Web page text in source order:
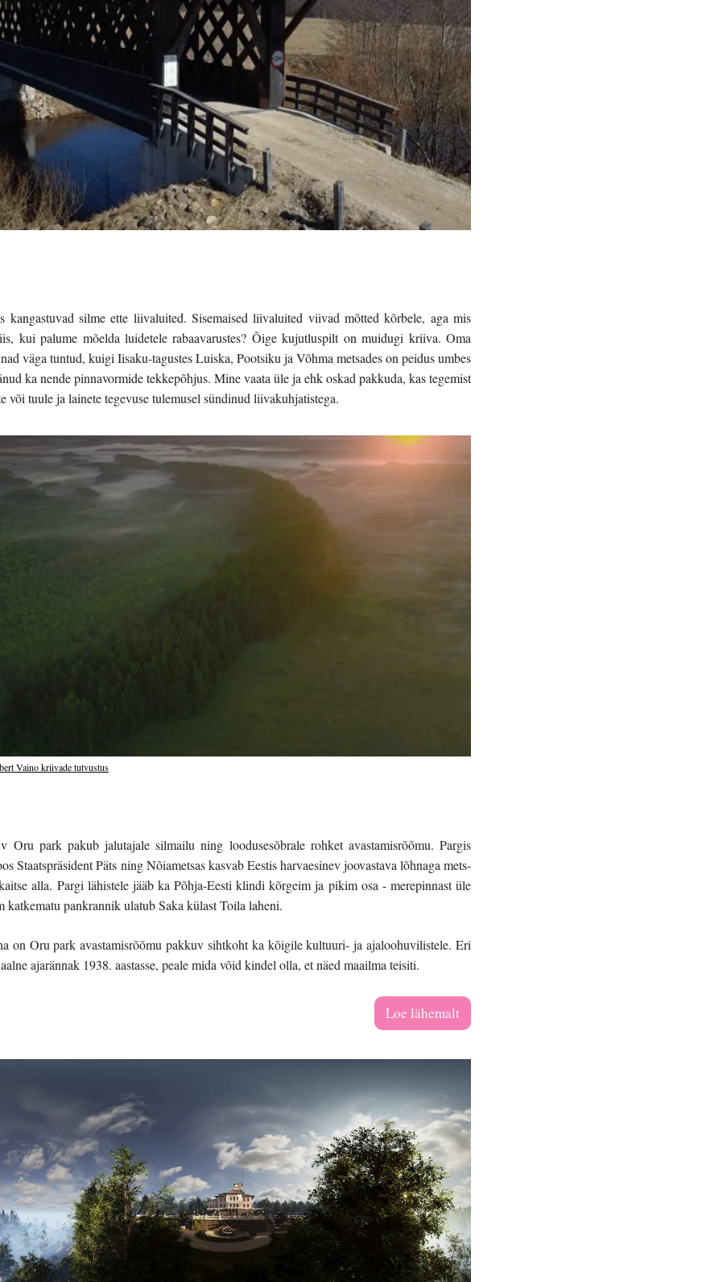
kangastuvad silme ette liivaluited. Sisemaised liivaluited viivad mõtted kõrbele, aga mis
kui palume mõelda luidetele rabaavarustes? Õige kujutluspilt on muidugi kriiva. Oma
väga tuntud, kuigi Iisaku-tagustes Luiska, Pootsiku ja Võhma metsades on peidus umbes
ka nende pinnavormide tekkepõhjus. Mine vaata üle ja ehk oskad pakkuda, kas tegemist
või tuule ja lainete tegevuse tulemusel sündinud liivakuhjatistega.
Vaino kriivade tutvustus
Oru park pakub jalutajale silmailu ning loodusesõbrale rohket avastamisrõõmu. Pargis
Staatspräsident Päts ning Nõiametsas kasvab Eestis harvaesinev joovastava lõhnaga mets-
alla. Pargi lähistele jääb ka Põhja-Eesti klindi kõrgeim ja pikim osa - merepinnast üle
pankrannik ulatub Saka külast Toila laheni.
on Oru park avastamisrõõmu pakkuv sihtkoht ka kõigile kultuuri- ja ajaloohuvilistele. Eri
ajarännak 1938. aastasse, peale mida võid kindel olla, et näed maailma teisiti.
Loe lähemalt